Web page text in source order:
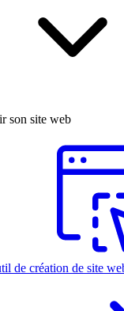
son site web
de création de site